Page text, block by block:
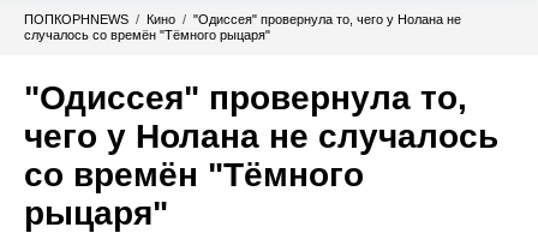
ПОПКОРНNEWS / Кино / "Одиссея" провернула то, чего у Нолана не
случалось со времён "Тёмного рыцаря"
"Одиссея" провернула то,
чего у Нолана не случалось
со времён "Тёмного
рыцаря"